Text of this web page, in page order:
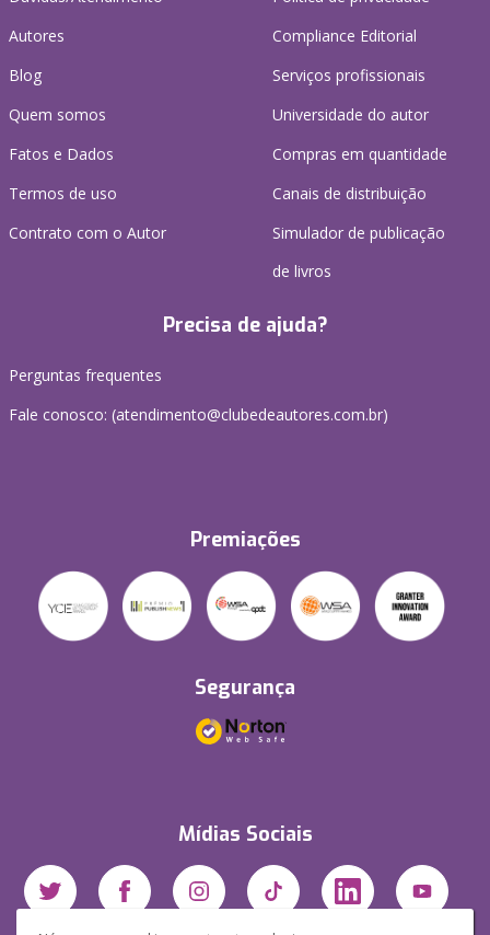
Autores
Blog
Quem somos
Fatos e Dados
Termos de uso
Contrato com o Autor
Compliance Editorial
Serviços profissionais
Universidade do autor
Compras em quantidade
Canais de distribuição
Simulador de publicação
de livros
Precisa de ajuda?
Perguntas frequentes
Fale conosco: (atendimento@clubedeautores.com.br)
Premiações
Segurança
Mídias Sociais